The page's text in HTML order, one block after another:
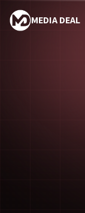
MEDIA DEAL